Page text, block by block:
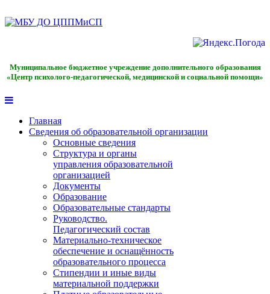
Муниципальное бюджетное учреждение дополнительного образования
«Центр психолого-педагогической, медицинской и социальной помощи»
Главная
Сведения об образовательной организации
Основные сведения
Структура и органы
управления образовательной
организацией
Документы
Образование
Образовательные стандарты
Руководство.
Педагогический состав
Материально-техническое
обеспечение и оснащённость
образовательного процесса
Стипендии и иные виды
материальной поддержки